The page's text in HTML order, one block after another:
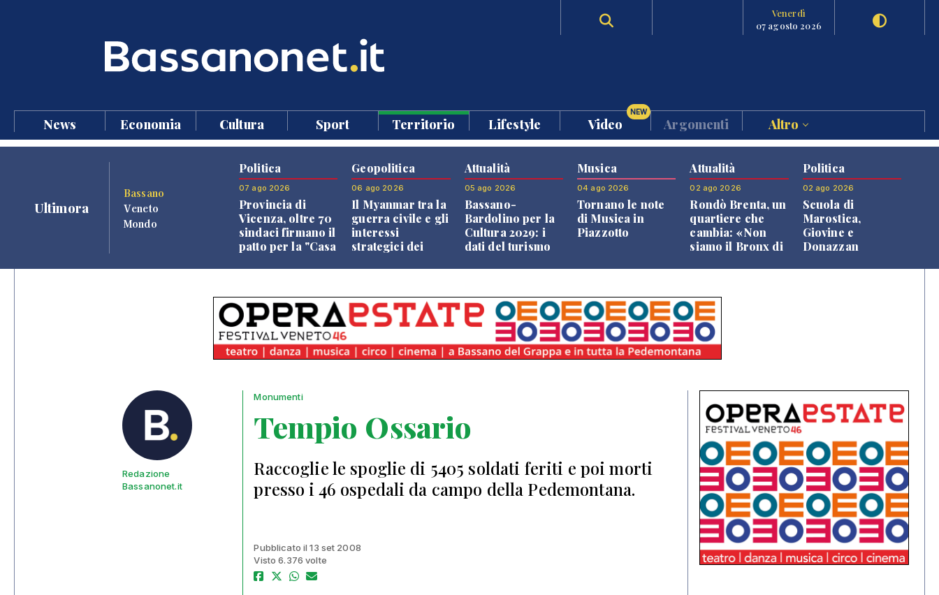
Venerdì
07 agosto 2026
News Economia Cultura Sport Territorio Lifestyle Video
NEW
Argomenti Altro
Ultimora
Bassano
Veneto
Mondo
Politica
07 ago 2026
Provincia di
Vicenza, oltre 70
sindaci firmano il
patto per la "Casa
Geopolitica
06 ago 2026
Il Myanmar tra la
guerra civile e gli
interessi
strategici dei
Attualità
05 ago 2026
Bassano-
Bardolino per la
Cultura 2029: i
dati del turismo
Musica
04 ago 2026
Tornano le note
di Musica in
Piazzotto
Attualità
02 ago 2026
Rondò Brenta, un
quartiere che
cambia: «Non
siamo il Bronx di
Politica
02 ago 2026
Scuola di
Marostica,
Giovine e
Donazzan
Redazione
Bassanonet.it
Monumenti
Tempio Ossario
Raccoglie le spoglie di 5405 soldati feriti e poi morti
presso i 46 ospedali da campo della Pedemontana.
Pubblicato il 13 set 2008
Visto 6.376 volte